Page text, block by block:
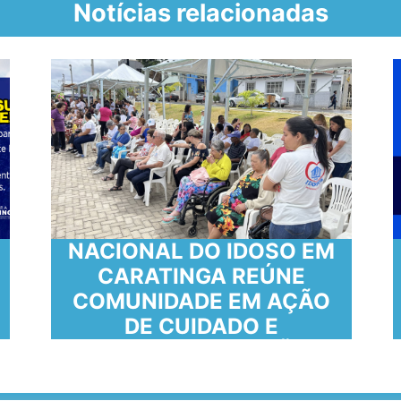
Notícias relacionadas
COMEMORAÇÃO AO DIA
NACIONAL DO IDOSO EM
CARATINGA REÚNE
COMUNIDADE EM AÇÃO
DE CUIDADO E